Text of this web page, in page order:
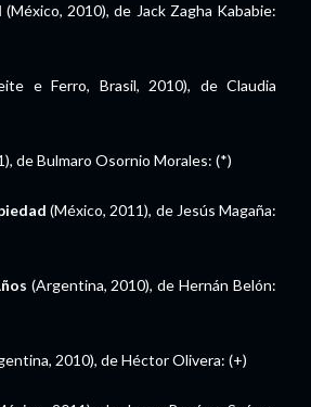
(México, 2010), de Jack Zagha Kababie:
e Ferro, Brasil, 2010), de Claudia
de Bulmaro Osornio Morales: (*)
(México, 2011), de Jesús Magaña:
(Argentina, 2010), de Hernán Belón:
2010), de Héctor Olivera: (+)